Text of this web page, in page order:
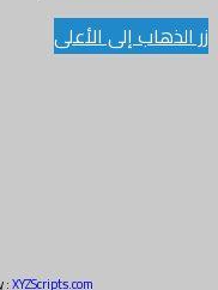
زر الذهاب إلى الأعلى
:XYZScripts.com